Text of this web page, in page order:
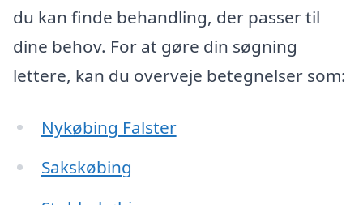
du kan finde behandling, der passer til
dine behov. For at gøre din søgning
lettere, kan du overveje betegnelser som:
Nykøbing Falster
Sakskøbing